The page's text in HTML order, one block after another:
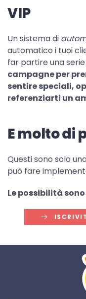
VIP
Un sistema di
automatico i tuoi
far partire una
campagne per
sentire speciali,
referenziarti un
E molto di
Questi sono solo
può fare
Le possibilità